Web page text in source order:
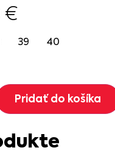
€
39 40
Pridať do košíka